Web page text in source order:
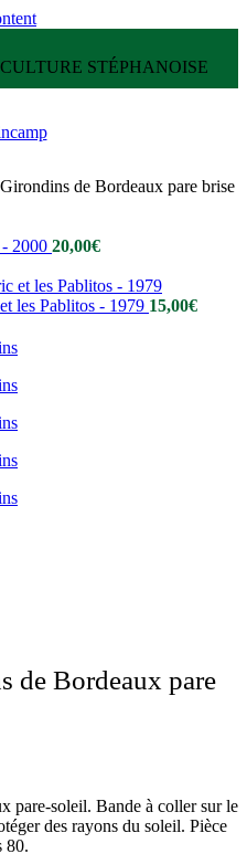
STÉPHANOISE
de Bordeaux pare brise
2000 20,00€
les Pablitos - 1979 15,00€
de Bordeaux pare
pare-soleil. Bande à coller sur le
des rayons du soleil. Pièce
80.